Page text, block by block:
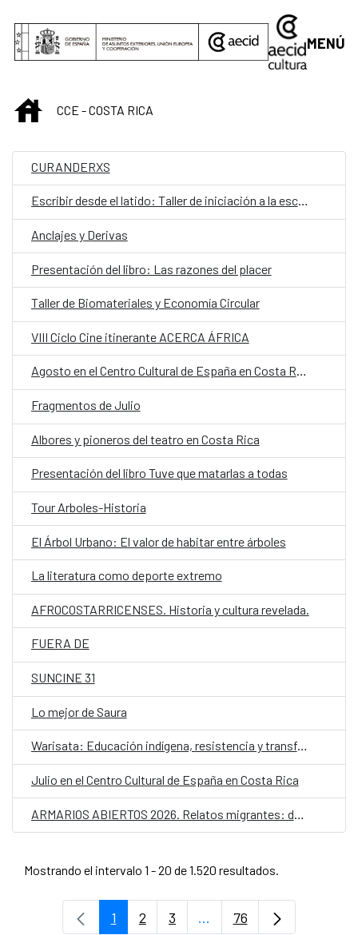
MENÚ
INICIO
CCE - COSTA RICA
CURANDERXS
Escribir desde el latido: Taller de iniciación a la escritura teatral
Anclajes y Derivas
Presentación del libro: Las razones del placer
Taller de Biomateriales y Economía Circular
VIII Ciclo Cine itinerante ACERCA ÁFRICA
Agosto en el Centro Cultural de España en Costa Rica
Fragmentos de Julio
Albores y pioneros del teatro en Costa Rica
Presentación del libro Tuve que matarlas a todas
Tour Arboles-Historia
El Árbol Urbano: El valor de habitar entre árboles
La literatura como deporte extremo
AFROCOSTARRICENSES. Historia y cultura revelada.
FUERA DE
SUNCINE 31
Lo mejor de Saura
Warisata: Educación indígena, resistencia y transformación social
Julio en el Centro Cultural de España en Costa Rica
Mostrando el intervalo 1 - 20 de 1.520 resultados.
Página
1 Página
2 Página
3 ...Páginas intermedias
Página
76